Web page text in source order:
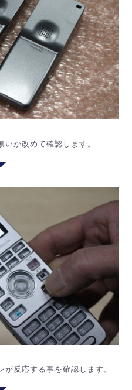
か改めて確認します。
反応する事を確認します。